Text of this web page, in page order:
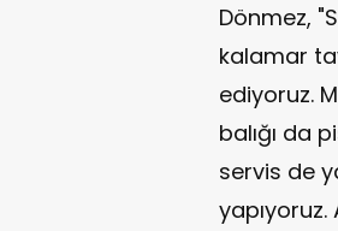
Dönmez,
kalamar
ediyoruz.
balığı da
servis de
yapıyoruz.